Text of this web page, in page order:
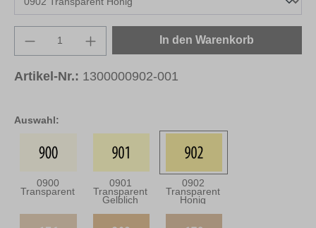
Auswahl:
0900
Transparent
0901
Transparent
Gelblich
0902
Transparent
Honig
Produkt Anzahl: Gib den gewünschten
In den Warenkorb
Artikel-Nr.: 1300000902-001